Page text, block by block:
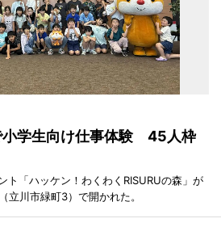
小学生向け仕事体験 45人枠
ト「ハッケン！わくわくRISURUの森」が
立川市緑町3）で開かれた。